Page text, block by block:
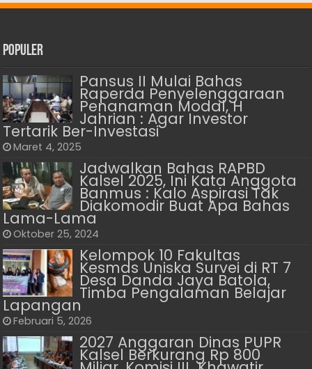
Populer
Pansus II Mulai Bahas
Raperda Penyelenggaraan
Penanaman Modal, H
Jahrian : Agar Investor
Tertarik Ber-Investasi
Maret 4, 2025
Jadwalkan Bahas RAPBD
Kalsel 2025, Ini Kata Anggota
Banmus : Kalo Aspirasi Tak
Diakomodir Buat Apa Bahas
Lama-Lama
Oktober 25, 2024
Kelompok 10 Fakultas
Kesmas Uniska Survei di RT 7
Desa Danda Jaya Batola,
Timba Pengalaman Belajar
Lapangan
Februari 5, 2026
2027 Anggaran Dinas PUPR
Kalsel Berkurang Rp 800